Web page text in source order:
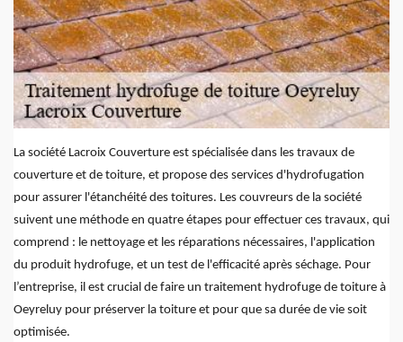
La société Lacroix Couverture est spécialisée dans les travaux de
couverture et de toiture, et propose des services d'hydrofugation
pour assurer l'étanchéité des toitures. Les couvreurs de la société
suivent une méthode en quatre étapes pour effectuer ces travaux, qui
comprend : le nettoyage et les réparations nécessaires, l'application
du produit hydrofuge, et un test de l'efficacité après séchage. Pour
l’entreprise, il est crucial de faire un traitement hydrofuge de toiture à
Oeyreluy pour préserver la toiture et pour que sa durée de vie soit
optimisée.